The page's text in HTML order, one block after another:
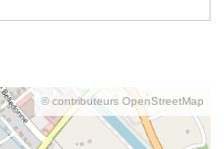
© contributeurs OpenStreetMap